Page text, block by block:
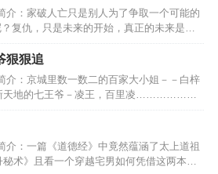
介：家破人亡只是别人为了争取一个可能的
复仇，只是未来的开始，真正的未来是守
狠狠追
介：京城里数一数二的百家大小姐－－白梓
天地的七王爷－凌王，百里凌………………
介：一篇《道德经》中竟然蕴涵了太上道祖
术》且看一个穿越宅男如何凭借这两本中